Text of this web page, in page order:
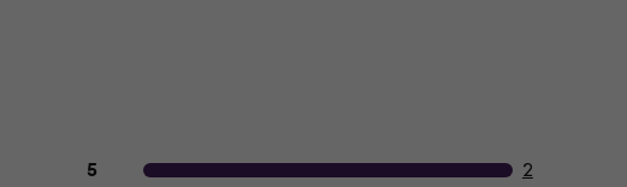
Avis des clients sur le produit
5 2